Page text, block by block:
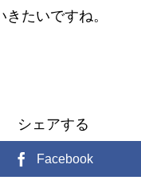
たいですね。
シェアする
Facebook